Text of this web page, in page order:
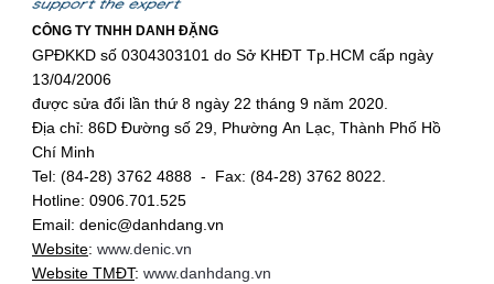
Với hệ thống báo giờ sử dụng loa phát
thanh, không chỉ đáp ứng được nhu cầu
báo giờ đơn thuần, mà còn có thể tùy
chọn rất nhiều giai điệu/ âm báo, phát
bản tin theo giờ, phát nhạc…
Tùy vào nhu cầu sử dụng mà các bạn
có thể lựa chọn hệ thống báo giờ bằng
chuông điện hay loa phát thanh
CÔNG TY TNHH DANH ĐẶNG
GPĐKKD số 0304303101 do Sở KHĐT Tp.HCM cấp ngày
13/04/2006
được sửa đổi lần thứ 8 ngày 22 tháng 9 năm 2020.
Địa chỉ: 86D Đường số 29, Phường An Lạc, Thành Phố Hồ
Chí Minh
Tel: (84-28) 3762 4888 - Fax: (84-28) 3762 8022.
Hotline: 0906.701.525
Email: denic@danhdang.vn
Website: www.denic.vn
Website TMĐT: www.danhdang.vn